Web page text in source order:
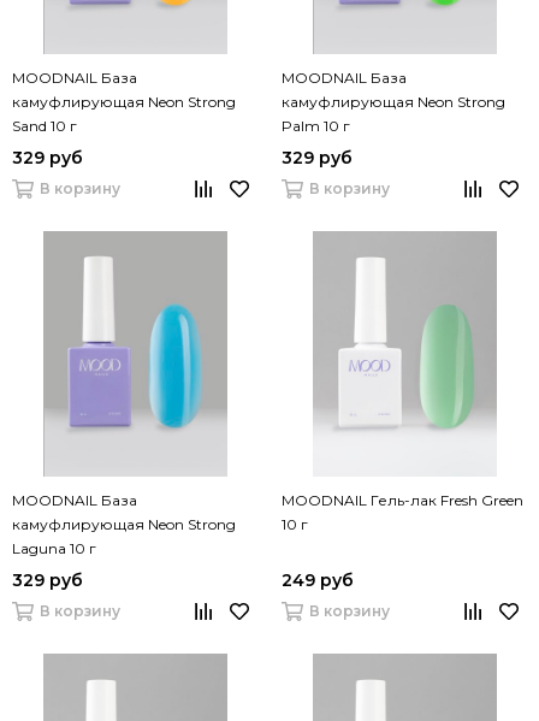
MOODNAIL База
камуфлирующая Neon Strong
Sand 10 г
329 руб
В корзину
MOODNAIL База
камуфлирующая Neon Strong
Palm 10 г
329 руб
В корзину
MOODNAIL База
камуфлирующая Neon Strong
Laguna 10 г
329 руб
В корзину
MOODNAIL Гель-лак Fresh Green
10 г
249 руб
В корзину